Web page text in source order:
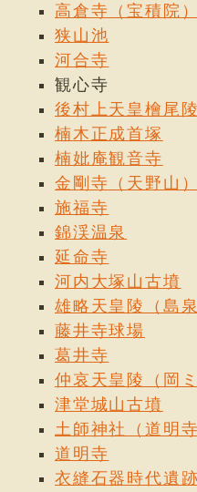
を表せるものである。そ
片桐且元を奉行として堂
現存諸堂中の古建築には
あり、その他優秀な古佛
本堂[國寶] 寺記によると
し、楠木正成を奉行とし
造樣式には唐樣、和樣、
く折衷統一の功を奏し、
末期の優秀な代表的建築
造本瓦葺で正面に三閒の
和樣三斗組を用ゐ、隨所
特に雙斗を用ゐて居る。
に廻緣をめぐらして居る
陣で、殘りの七閒五面が
の境は格子戶によつて限
須彌壇があり、壇上には
國寶の如意輪觀音像を、
動及愛染明王の像を安置
像を安置して居る。須彌
高倉寺（宝積院）
狭山池
河合寺
観心寺
後村上天皇檜尾陵
楠木正成首塚
楠妣庵観音寺
金剛寺（天野山）
施福寺
錦渓温泉
延命寺
河内大塚山古墳
雄略天皇陵（島
藤井寺球場
葛井寺
仲哀天皇陵（岡
津堂城山古墳
土師神社（道明
道明寺
衣縫石器時代遺